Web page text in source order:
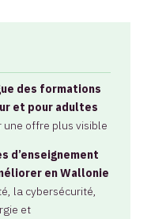
des formations
et pour adultes
une offre plus visible
d’enseignement
en Wallonie
la cybersécurité,
et